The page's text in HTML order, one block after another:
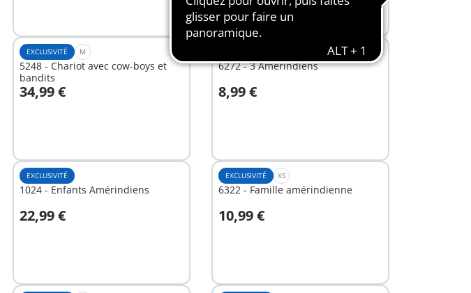
EXCLUSIVITÉ M
5248 - Chariot avec cow-boys et
bandits
34,99 €
Au panier
6272 - 3 Amérindiens
8,99 €
Au panier
EXCLUSIVITÉ
1024 - Enfants Amérindiens
22,99 €
Au panier
EXCLUSIVITÉ XS
6322 - Famille amérindienne
10,99 €
Au panier